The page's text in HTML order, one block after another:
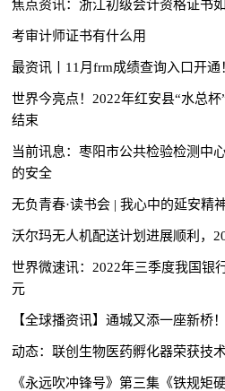
焦点资讯：浙江初级会计资格证书
考审计师证书有什么用
最资讯丨11月frm成绩查询入口开通
世界今亮点！2022年红安县“水总
结束
当前讯息：枣阳市公共检验检测中
的安全
无负青春·读书会 | 我心中的延安精
沃尔玛无人机配送计划进展顺利，
世界微速讯：2022年三季度我国银
元
【全球播资讯】通城又添一座新桥
动态：联创生物医药孵化器荣获技
《永远吹冲锋号》第三集《铁规矩